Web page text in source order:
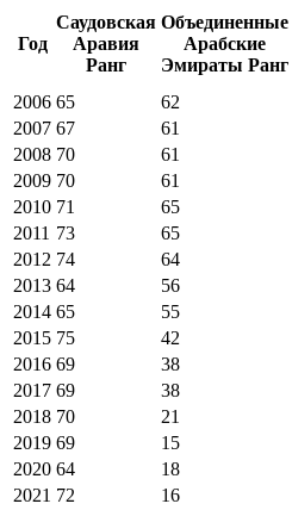
Год
Саудовская
Аравия
Ранг
Объединенные
Арабские
Эмираты Ранг
2006 65 62
2007 67 61
2008 70 61
2009 70 61
2010 71 65
2011 73 65
2012 74 64
2013 64 56
2014 65 55
2015 75 42
2016 69 38
2017 69 38
2018 70 21
2019 69 15
2020 64 18
2021 72 16